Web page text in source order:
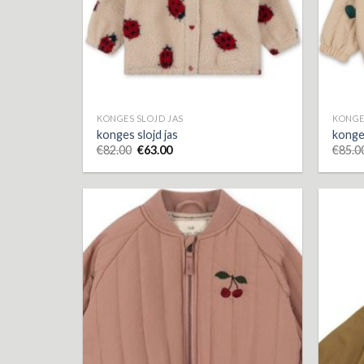
KONGES SLOJD JAS
konges slojd jas
€82.00 €63.00
€